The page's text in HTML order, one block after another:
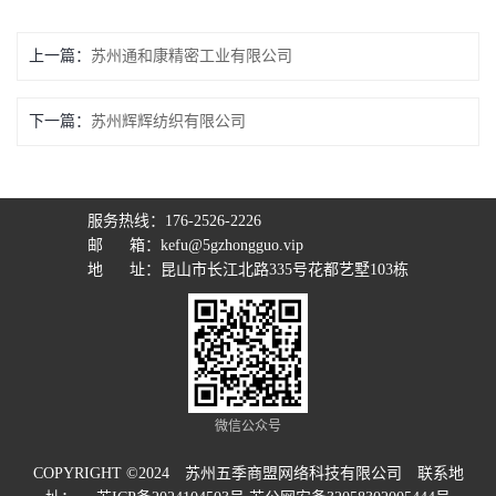
上一篇： 苏州通和康精密工业有限公司
下一篇： 苏州辉辉纺织有限公司
服务热线：176-2526-2226
邮 箱：kefu@5gzhongguo.vip
地 址：昆山市长江北路335号花都艺墅103栋
微信公众号
COPYRIGHT ©2024 苏州五季商盟网络科技有限公司 联系地